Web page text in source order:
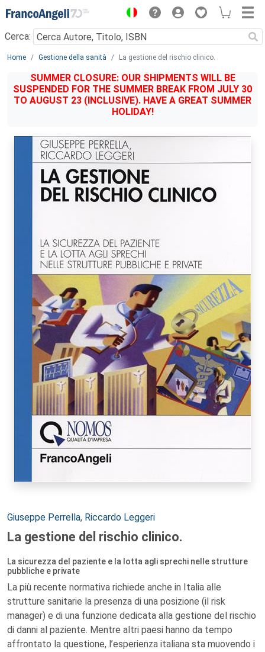
Menu
Cerca:
Main content
Home Gestione della sanità La gestione del rischio clinico.
SUMMER CLOSURE: OUR SHIPMENTS WILL BE
SUSPENDED FOR THE SUMMER BREAK FROM JULY 30
TO AUGUST 23 (INCLUSIVE). HAVE A GREAT SUMMER
HOLIDAY!
Autori:
Giuseppe Perrella, Riccardo Leggeri
La gestione del rischio clinico.
La sicurezza del paziente e la lotta agli sprechi nelle strutture
pubbliche e private
La più recente normativa richiede anche in Italia alle
strutture sanitarie la presenza di una posizione (il risk
manager) e di una funzione dedicata alla gestione del rischio
di danni al paziente. Mentre altri paesi hanno da tempo
affrontato la questione, l’esperienza italiana sta muovendo i